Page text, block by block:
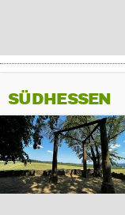
SÜDHESSEN